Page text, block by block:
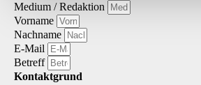
Medium / Redaktion
Vorname
Nachname
E-Mail
Betreff
Kontaktgrund